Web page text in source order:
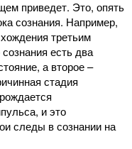
приведет. Это, опять
сознания. Например,
третьим
есть два
а второе –
стадия
и это
следы в сознании на